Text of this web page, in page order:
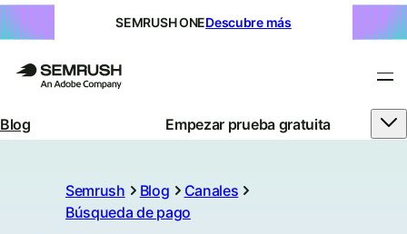
SEMRUSH ONEDescubre más
Blog Empezar prueba gratuita
Semrush Blog
Canales
Búsqueda de pago